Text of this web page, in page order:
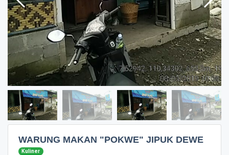
WARUNG MAKAN "POKWE" JIPUK DEWE
Kuliner